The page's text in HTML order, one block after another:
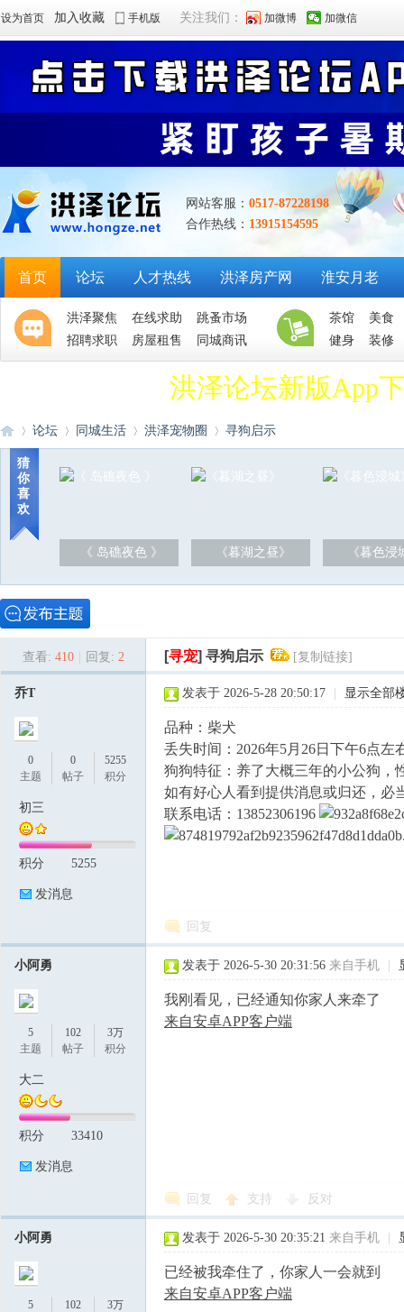
设为首页 加入收藏 手机版 关注我们： 加微博 加微信
网站客服： 0517-87228198
合作热线： 13915154595
首页 论坛 人才热线 洪泽房产网 淮安月老
洪泽聚焦 在线求助
跳蚤市场
招聘求职
房屋租售 同城商讯
茶馆
美食
健身
装修
洪泽论坛新版App
»
论坛 同城生活 洪泽宠物圈 寻狗启示
猜
你
喜
欢
《 岛礁夜色 》 《暮湖之昼》 《暮色浸
查看: 410 回复: 2 [寻宠] 寻狗启示 [复制链接]
乔T
0
主题
0
帖子
5255
积分
初三
积分 5255
发消息
发表于 2026-5-28 20:50:17 显示全部
品种：柴犬
丢失时间：2026年5月26日下午6点
狗狗特征：养了大概三年的小公狗，
如有好心人看到提供消息或归还，必
联系电话：13852306196
回复
小阿勇
5
主题
102
帖子
3万
积分
大二
积分 33410
发消息
发表于 2026-5-30 20:31:56 来自手机
我刚看见，已经通知你家人来牵了
来自安卓APP客户端
回复 支持 反对
小阿勇
5
102
3万
发表于 2026-5-30 20:35:21 来自手机
已经被我牵住了，你家人一会就到
来自安卓APP客户端